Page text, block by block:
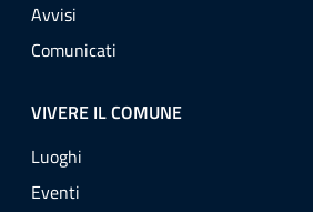
Avvisi
Comunicati
VIVERE IL COMUNE
Luoghi
Eventi